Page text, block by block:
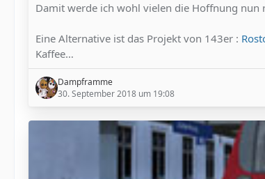
Damit werde ich wohl vielen die Hoffnung nun
Eine Alternative ist das Projekt von 143er :
Kaffee…
Dampframme
30. September 2018 um 19:08